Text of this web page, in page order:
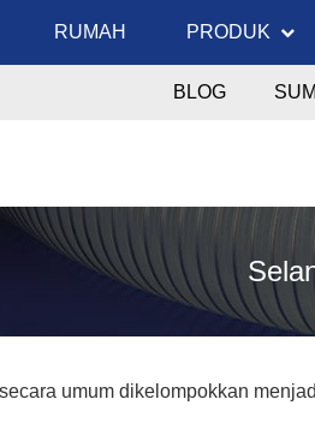
RUMAH PRODUK
BLOG
umum dikelompokkan